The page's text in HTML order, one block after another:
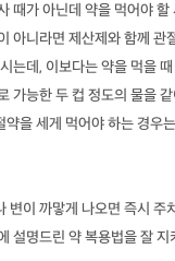
때가 아닌데 약을 먹어야
아니라면 제산제와 함께 관
는데, 이보다는 약을 먹을
가능한 두 컵 정도의 물을
을 세게 먹어야 하는 경우
변이 까맣게 나오면 즉시
설명드린 약 복용법을 잘